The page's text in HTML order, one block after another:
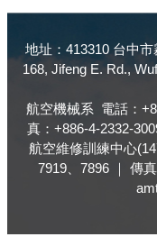
地址：413310 台中
168, Jifeng E. Rd.,
航空機械系 電話：
真：+886-4-2332-
航空維修訓練中心
7919、7896 ｜ 傳